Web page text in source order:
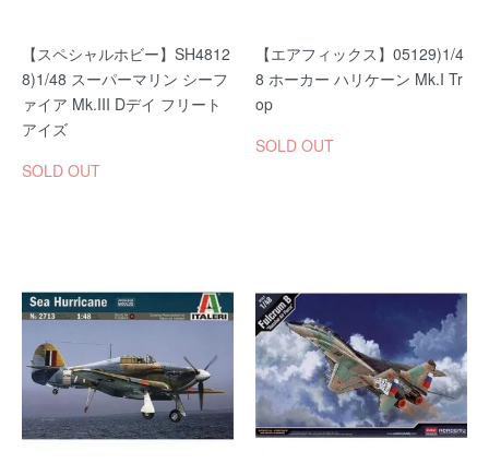
【スペシャルホビー】SH4812
8)1/48 スーパーマリン シーフ
ァイア Mk.III Dデイ フリート
アイズ
SOLD OUT
【エアフィックス】05129)1/4
8 ホーカー ハリケーン Mk.I Tr
op
SOLD OUT